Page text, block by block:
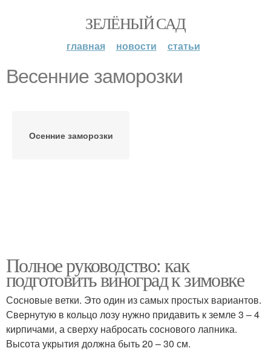
ЗЕЛЁНЫЙ САД
главная новости статьи
Весенние заморозки
Осенние заморозки
Полное руководство: как
подготовить виноград к зимовке
Сосновые ветки. Это один из самых простых вариантов.
Свернутую в кольцо лозу нужно придавить к земле 3 – 4
кирпичами, а сверху набросать соснового лапника.
Высота укрытия должна быть 20 – 30 см.